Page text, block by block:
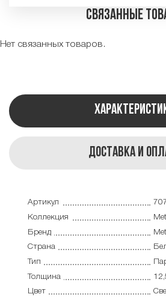
Связанные
Нет связанных товаров.
Доставка и
Артикул
Коллекция
Бренд
Страна
Тип
Толщина
Цвет